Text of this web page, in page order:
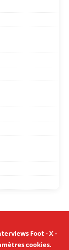
Foot-X-
cookies.